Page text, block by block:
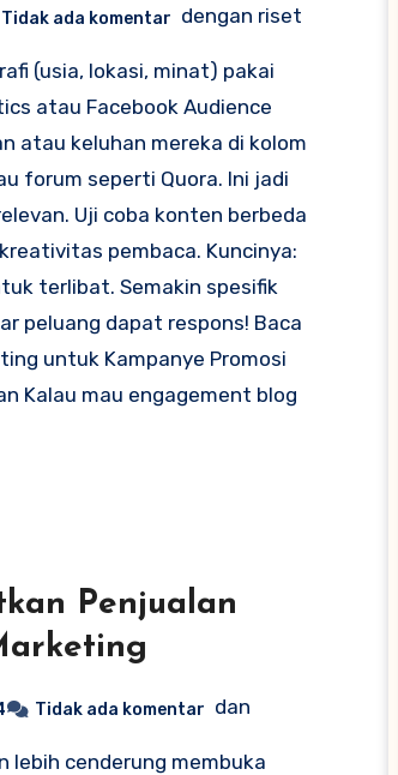
Tidak ada komentar dengan riset
(usia, lokasi, minat) pakai
atau Facebook Audience
atau keluhan mereka di kolom
forum seperti Quora. Ini jadi
Uji coba konten berbeda
pembaca. Kuncinya:
terlibat. Semakin spesifik
peluang dapat respons! Baca
untuk Kampanye Promosi
Kalau mau engagement blog
Penjualan
Tidak ada komentar dan
lebih cenderung membuka